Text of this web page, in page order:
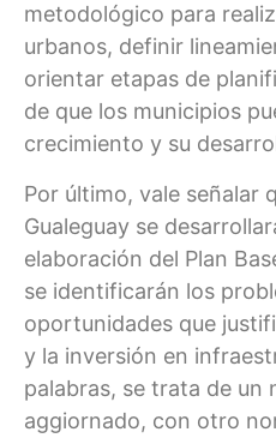
metodológico para
urbanos, definir
orientar etapas de
de que los municipios
crecimiento y su
Por último, vale señalar
Gualeguay se
elaboración del Plan
se identificarán los
oportunidades que
y la inversión en
palabras, se trata de un
aggiornado, con otro